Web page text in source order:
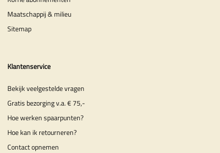
Maatschappij & milieu
Sitemap
Klantenservice
Bekijk veelgestelde vragen
Gratis bezorging v.a. € 75,-
Hoe werken spaarpunten?
Hoe kan ik retourneren?
Contact opnemen